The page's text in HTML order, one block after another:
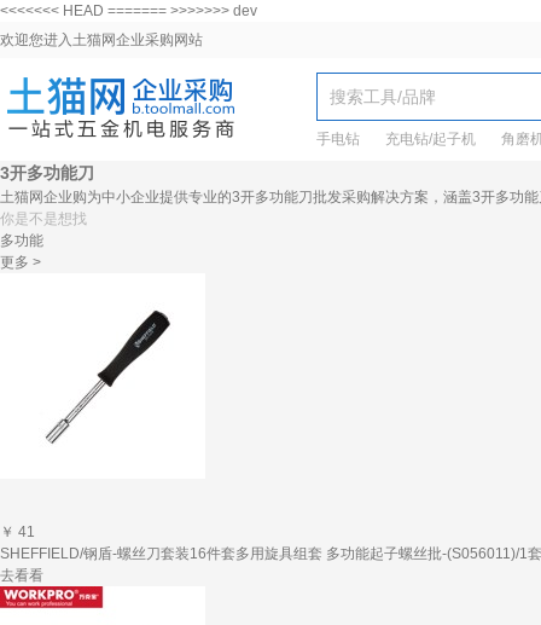
<<<<<<< HEAD ======= >>>>>>> dev
欢迎您进入土猫网企业采购网站
手电钻 充电钻/起子机 角磨
3开多功能刀
土猫网企业购为中小企业提供专业的3开多功能刀批发采购解决方案，涵盖3开多功
你是不是想找
多功能
更多 >
￥ 41
SHEFFIELD/钢盾-螺丝刀套装16件套多用旋具组套 多功能起子螺丝批-(S056011)/1套
去看看